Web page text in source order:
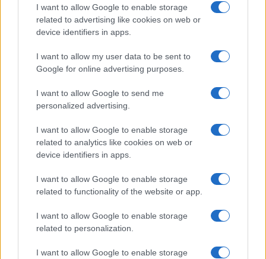
I want to allow Google to enable storage
related to advertising like cookies on web or
device identifiers in apps.
I want to allow my user data to be sent to
Google for online advertising purposes.
I want to allow Google to send me
personalized advertising.
I want to allow Google to enable storage
related to analytics like cookies on web or
device identifiers in apps.
I want to allow Google to enable storage
related to functionality of the website or app.
I want to allow Google to enable storage
related to personalization.
I want to allow Google to enable storage
FUORI PORTA
Odissea e Spider-Man: i film che hanno rivoluzionato
l’estate al cinema
FUORI PORTA